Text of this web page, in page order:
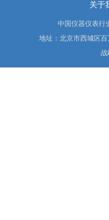
关于
中国仪器仪表
地址：北京市西城区
战